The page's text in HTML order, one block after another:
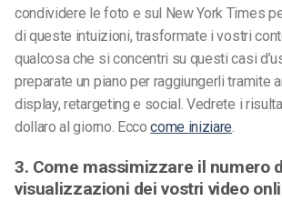
condividere le foto e sul New York Times
di queste intuizioni, trasformate i vostri
qualcosa che si concentri su questi casi
preparate un piano per raggiungerli tramite
display, retargeting e social. Vedrete i
dollaro al giorno. Eccocome iniziare
3. Come massimizzare il numero
visualizzazioni dei vostri video